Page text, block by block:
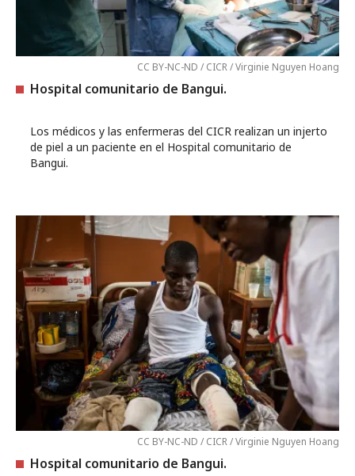
CC BY-NC-ND / CICR / Virginie Nguyen Hoang
Hospital comunitario de Bangui.
Los médicos y las enfermeras del CICR realizan un injerto
de piel a un paciente en el Hospital comunitario de
Bangui.
CC BY-NC-ND / CICR / Virginie Nguyen Hoang
Hospital comunitario de Bangui.